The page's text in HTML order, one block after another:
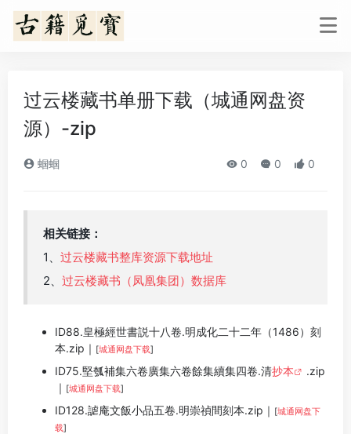
过云楼藏书单册下载（城通网盘资
源）-zip
蝈蝈 0 0 0
相关链接：
1、 过云楼藏书整库资源下载地址
2、 过云楼藏书（凤凰集团）数据库
ID88.皇極經世書説十八卷.明成化二十二年（1486）刻
本.zip｜ [城通网盘下载]
ID75.堅瓠補集六卷廣集六卷餘集續集四卷.清抄本
.zip
｜ [城通网盘下载]
ID128.謔庵文飯小品五卷.明崇禎間刻本.zip｜ [城通网盘下
载]